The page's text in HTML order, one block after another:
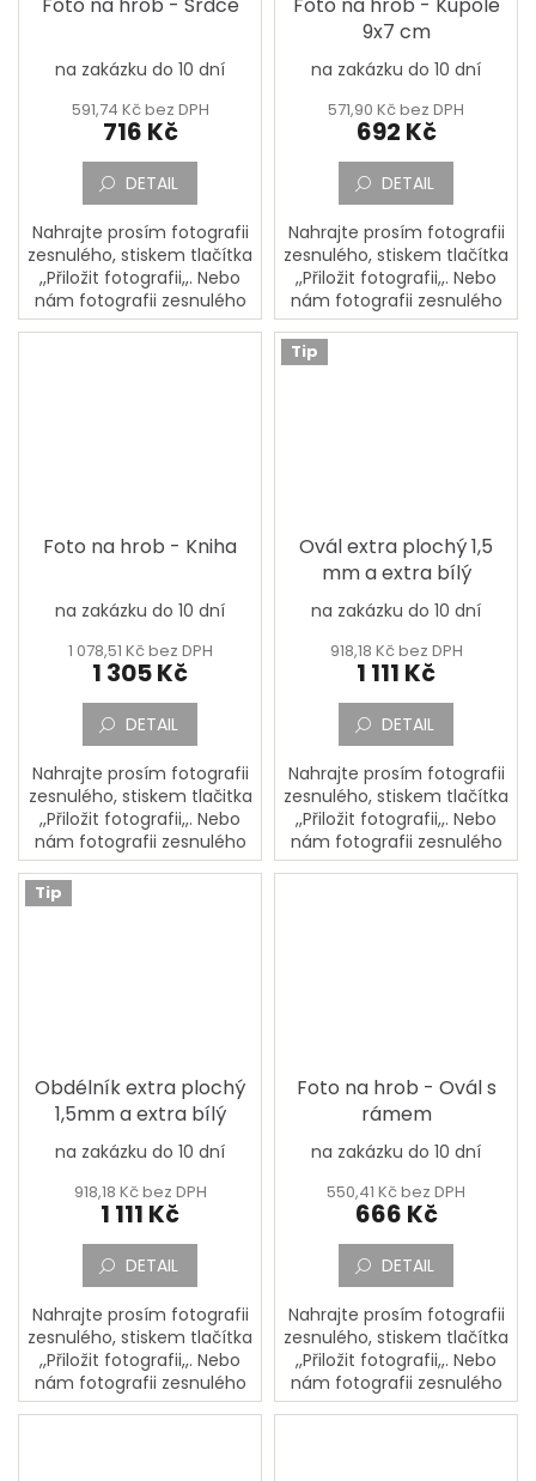
Průměrné
produktu
hvězdiček.
na zakázku do 10 dní
591,74 Kč bez DPH
716 Kč
DETAIL
Nahrajte prosím fotografii
zesnulého, stiskem tlačítka
,,Přiložit fotografii,,. Nebo
nám fotografii zesnulého
pošlete poštou na adresu:
9x7 cm
na zakázku do 10 dní
571,90 Kč bez DPH
692 Kč
DETAIL
Nahrajte prosím fotografii
zesnulého, stiskem tlačítka
,,Přiložit fotografii,,. Nebo
nám fotografii zesnulého
pošlete poštou na adresu:
MANUFAKTURA, Mostecká
Foto na hrob - Kniha
na zakázku do 10 dní
1 078,51 Kč bez DPH
1 305 Kč
DETAIL
Nahrajte prosím fotografii
zesnulého, stiskem tlačitka
,,Přiložit fotografii,,. Nebo
nám fotografii zesnulého
pošlete poštou na adresu:
MANUFAKTURA, Mostecká
Tip
Ovál extra plochý 1,5
mm a extra bílý
na zakázku do 10 dní
918,18 Kč bez DPH
1 111 Kč
DETAIL
Nahrajte prosím fotografii
zesnulého, stiskem tlačítka
,,Přiložit fotografii,,. Nebo
nám fotografii zesnulého
pošlete poštou na adresu:
Tip
Obdélník extra plochý
1,5mm a extra bílý
na zakázku do 10 dní
918,18 Kč bez DPH
1 111 Kč
DETAIL
Nahrajte prosím fotografii
zesnulého, stiskem tlačítka
,,Přiložit fotografii,,. Nebo
nám fotografii zesnulého
pošlete poštou na adresu:
Foto na hrob - Ovál s
rámem
na zakázku do 10 dní
550,41 Kč bez DPH
666 Kč
DETAIL
Nahrajte prosím fotografii
zesnulého, stiskem tlačítka
,,Přiložit fotografii,,. Nebo
nám fotografii zesnulého
pošlete poštou na adresu: